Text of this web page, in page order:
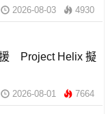
2026-08-03 4930
Project Helix 擬
2026-08-01 7664